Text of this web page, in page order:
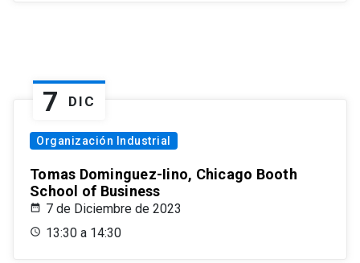
7 DIC
Organización Industrial
Tomas Dominguez-Iino, Chicago Booth
School of Business
7 de Diciembre de 2023
13:30 a 14:30